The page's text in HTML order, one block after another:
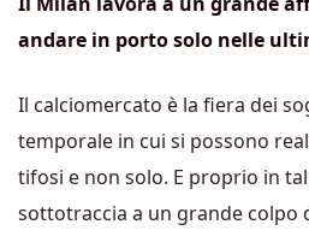
andare in porto solo nelle
Il calciomercato è la fiera dei
temporale in cui si possono
tifosi e non solo. E proprio in
sottotraccia a un grande colpo